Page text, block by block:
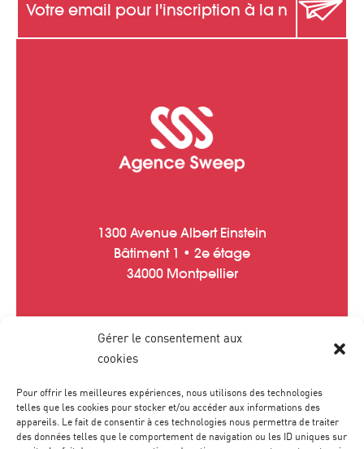
Gérer le consentement aux
cookies
Pour offrir les meilleures expériences, nous utilisons des technologies
telles que les cookies pour stocker et/ou accéder aux informations des
appareils. Le fait de consentir à ces technologies nous permettra de traiter
des données telles que le comportement de navigation ou les ID uniques sur
1300 Avenue Albert Einstein
Bâtiment 1 • 2e étage
34000 Montpellier
Tél :